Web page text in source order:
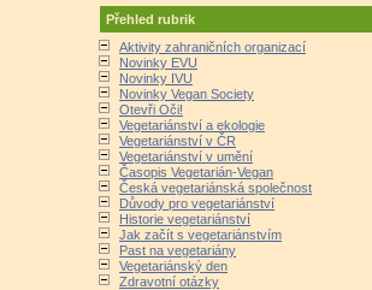
Přehled rubrik
Aktivity zahraničních organizací
Novinky EVU
Novinky IVU
Novinky Vegan Society
Otevři Oči!
Vegetariánství a ekologie
Vegetariánství v ČR
Vegetariánství v umění
Časopis Vegetarián-Vegan
Česká vegetariánská společnost
Důvody pro vegetariánství
Historie vegetariánství
Jak začít s vegetariánstvím
Past na vegetariány
Vegetariánský den
Zdravotní otázky